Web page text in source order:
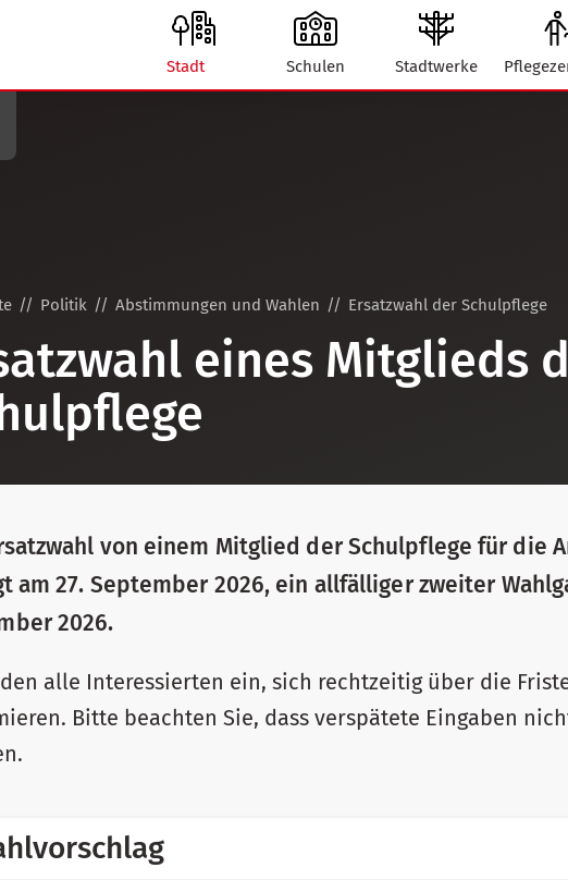
Stadt
Schulen Stadtwerke
Politik Abstimmungen und Wahlen Ersatzwahl der Schulpflege
eines Mitglieds
von einem Mitglied der Schulpflege für die
am 27. September 2026, ein allfälliger zweiter
2026.
alle Interessierten ein, sich rechtzeitig über die
Bitte beachten Sie, dass verspätete Eingaben